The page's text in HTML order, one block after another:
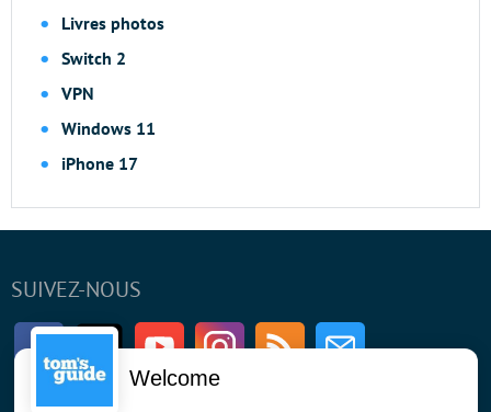
Livres photos
Switch 2
VPN
Windows 11
iPhone 17
SUIVEZ-NOUS
FacebookTwitter Youtube InstagramRSS Newsletter
Welcome